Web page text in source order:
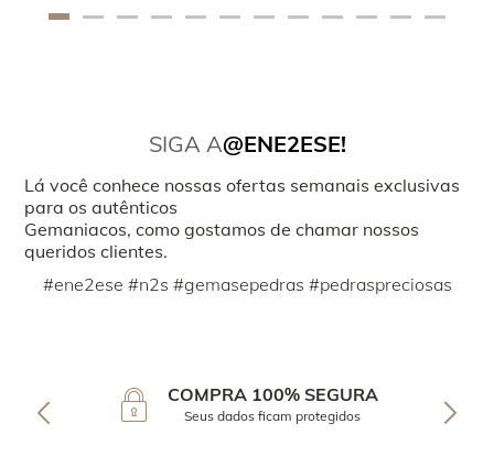
SIGA A@ENE2ESE!
Lá você conhece nossas ofertas semanais exclusivas
para os autênticos
Gemaniacos, como gostamos de chamar nossos
queridos clientes.
#ene2ese #n2s #gemasepedras #pedraspreciosas
COMPRA 100% SEGURA
Seus dados ficam protegidos